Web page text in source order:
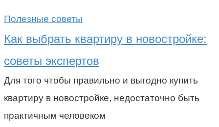
Полезные советы
Как выбрать квартиру в новостройке:
советы экспертов
Для того чтобы правильно и выгодно купить
квартиру в новостройке, недостаточно быть
практичным человеком